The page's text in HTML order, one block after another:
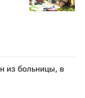
из больницы, в